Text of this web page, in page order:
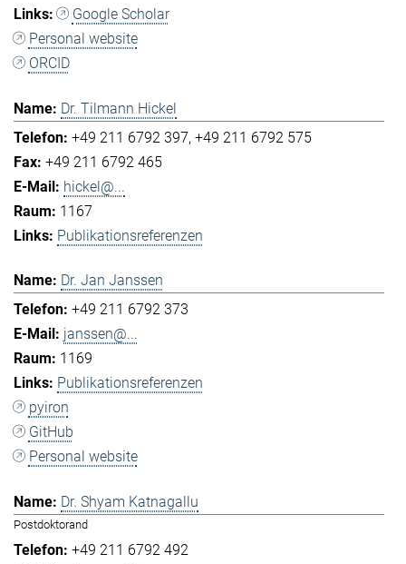
Google Scholar
Personal website
ORCID
Dr. Tilmann Hickel
+49 211 6792 397 +49 211 6792 575
+49 211 6792 465
hickel@...
1167
Publikationsreferenzen
Dr. Jan Janssen
+49 211 6792 373
janssen@...
1169
Publikationsreferenzen
pyiron
GitHub
Personal website
Dr. Shyam Katnagallu
Postdoktorand
+49 211 6792 492